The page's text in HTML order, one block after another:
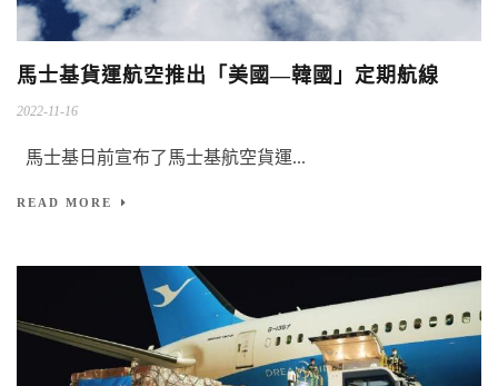
馬士基貨運航空推出「美國—韓國」定期航線
2022-11-16
馬士基日前宣布了馬士基航空貨運...
READ MORE